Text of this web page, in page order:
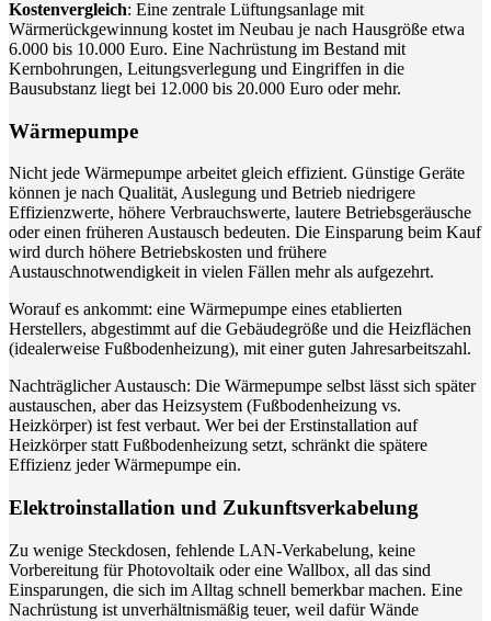
Kostenvergleich: Eine zentrale Lüftungsanlage mit
Wärmerückgewinnung kostet im Neubau je nach Hausgröße etwa
6.000 bis 10.000 Euro. Eine Nachrüstung im Bestand mit
Kernbohrungen, Leitungsverlegung und Eingriffen in die
Bausubstanz liegt bei 12.000 bis 20.000 Euro oder mehr.
Wärmepumpe
Nicht jede Wärmepumpe arbeitet gleich effizient. Günstige Geräte
können je nach Qualität, Auslegung und Betrieb niedrigere
Effizienzwerte, höhere Verbrauchswerte, lautere Betriebsgeräusche
oder einen früheren Austausch bedeuten. Die Einsparung beim Kauf
wird durch höhere Betriebskosten und frühere
Austauschnotwendigkeit in vielen Fällen mehr als aufgezehrt.
Worauf es ankommt: eine Wärmepumpe eines etablierten
Herstellers, abgestimmt auf die Gebäudegröße und die Heizflächen
(idealerweise Fußbodenheizung), mit einer guten Jahresarbeitszahl.
Nachträglicher Austausch: Die Wärmepumpe selbst lässt sich später
austauschen, aber das Heizsystem (Fußbodenheizung vs.
Heizkörper) ist fest verbaut. Wer bei der Erstinstallation auf
Heizkörper statt Fußbodenheizung setzt, schränkt die spätere
Effizienz jeder Wärmepumpe ein.
Elektroinstallation und Zukunftsverkabelung
Zu wenige Steckdosen, fehlende LAN-Verkabelung, keine
Vorbereitung für Photovoltaik oder eine Wallbox, all das sind
Einsparungen, die sich im Alltag schnell bemerkbar machen. Eine
Nachrüstung ist unverhältnismäßig teuer, weil dafür Wände